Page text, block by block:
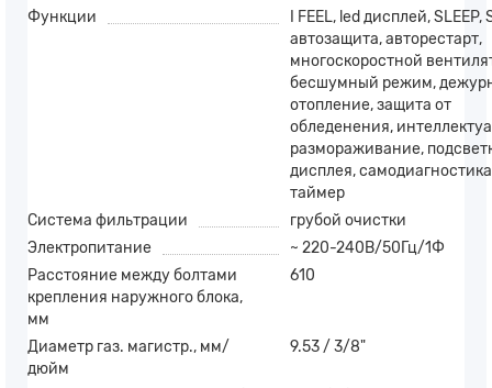
Функции
I FEEL, led дисплей, SLEEP,
автозащита, авторестарт,
многоскоростной
бесшумный режим,
отопление, защита от
обледенения,
размораживание,
дисплея,
таймер
Система фильтрации
грубой очистки
Электропитание
~ 220-240В/50Гц/1Ф
Расстояние между болтами
крепления наружного блока,
мм
610
Диаметр газ. магистр., мм/
дюйм
9.53 / 3/8"